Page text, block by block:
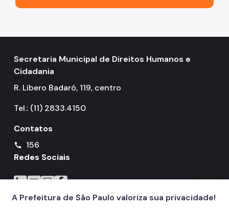
Secretaria Municipal de Direitos Humanos e
Cidadania
R. Libero Badaró, 119, centro
Tel.: (11) 2833.4150
Contatos
call
156
Redes Sociais
Icone do LinkedIn
Icone do YouTube
Icone do Instagram
Icone do Facebook
A Prefeitura de São Paulo valoriza sua privacidade!